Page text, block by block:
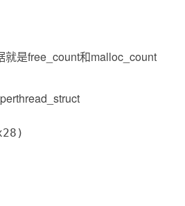
就是free_count和malloc_count
)